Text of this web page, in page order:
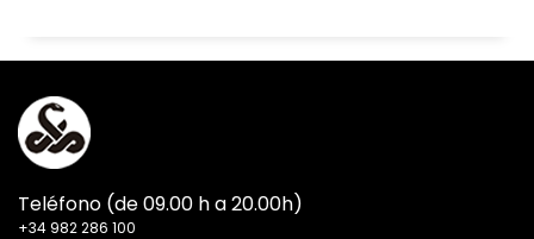
Teléfono (de 09.00 h a 20.00h)
+34 982 286 100